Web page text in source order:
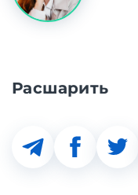
Расшарить